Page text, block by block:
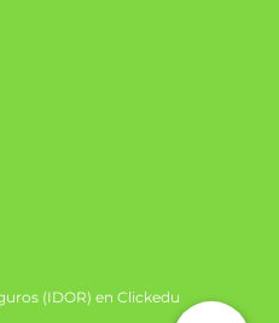
(IDOR) en Clickedu